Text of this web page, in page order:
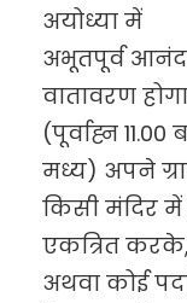
अयोध्या में
अभूतपूर्व
वातावरण
(पूर्वाह्न
मध्य) अपने
किसी मंदिर
एकत्रित
अथवा कोई